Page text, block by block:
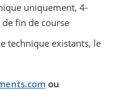
uniquement, 4-
fin de course
technique existants, le
ou